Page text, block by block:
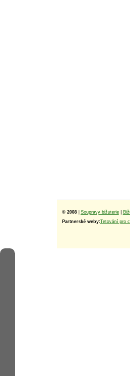
© 2008 Soupravy bižuterie|
Partnerské weby:Tetování pro